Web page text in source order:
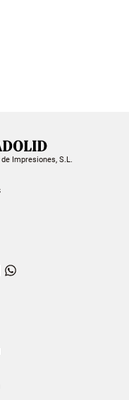
Impresiones, S.L.
Dailymotion